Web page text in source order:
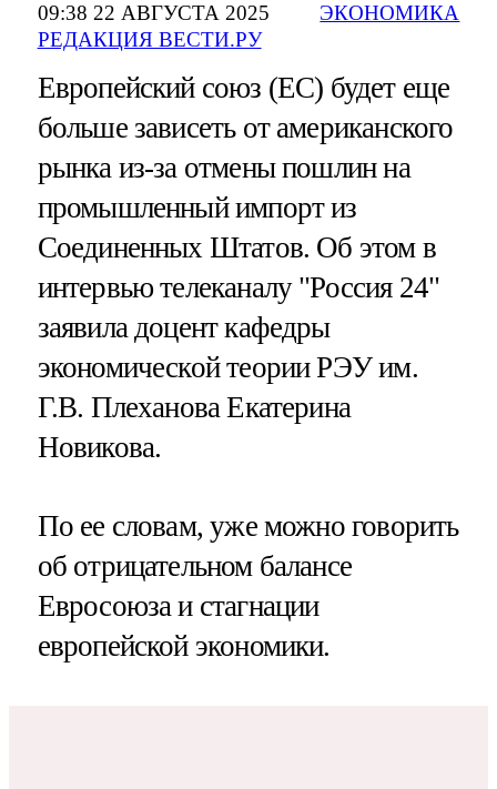
09:38 22 АВГУСТА 2025
РЕДАКЦИЯ ВЕСТИ.РУ
ЭКОНОМИКА
Европейский союз (ЕС) будет еще
больше зависеть от американского
рынка из-за отмены пошлин на
промышленный импорт из
Соединенных Штатов. Об этом в
интервью телеканалу "Россия 24"
заявила доцент кафедры
экономической теории РЭУ им.
Г.В. Плеханова Екатерина
Новикова.
По ее словам, уже можно говорить
об отрицательном балансе
Евросоюза и стагнации
европейской экономики.